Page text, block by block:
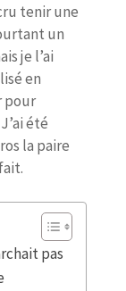
tenir une
un
je l’ai
en
pour
été
la paire
pas